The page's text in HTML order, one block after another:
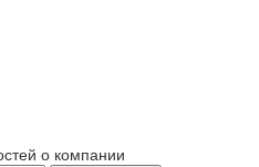
о компании